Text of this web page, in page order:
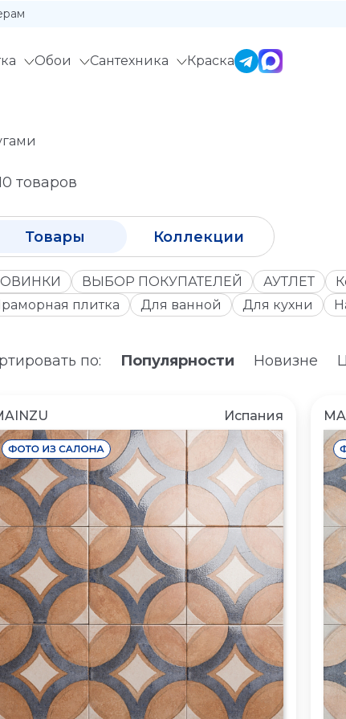
Обои Сантехника Краска
товаров
Товары Коллекции
ВЫБОР ПОКУПАТЕЛЕЙ АУТЛЕТ
плитка
Для ванной Для кухни
по: Популярности Новизне
Испания